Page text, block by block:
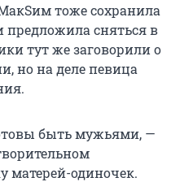
тоже сохранила
сняться в
тут же заговорили о
но на деле певица
быть мужьями, —
матерей-одиночек.